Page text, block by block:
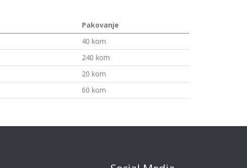
Pakovanje
40 kom
240 kom
20 kom
60 kom